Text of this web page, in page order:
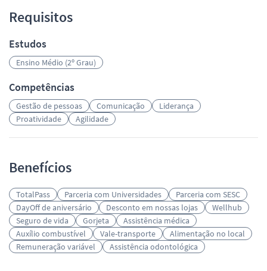
Requisitos
Estudos
Ensino Médio (2º Grau)
Competências
Gestão de pessoas Comunicação
Liderança
Proatividade
Agilidade
Benefícios
TotalPass Parceria com Universidades
Parceria com SESC
DayOff de aniversário
Desconto em nossas lojas
Wellhub
Seguro de vida
Gorjeta
Assistência médica
Auxílio combustível
Vale-transporte
Alimentação no local
Remuneração variável
Assistência odontológica